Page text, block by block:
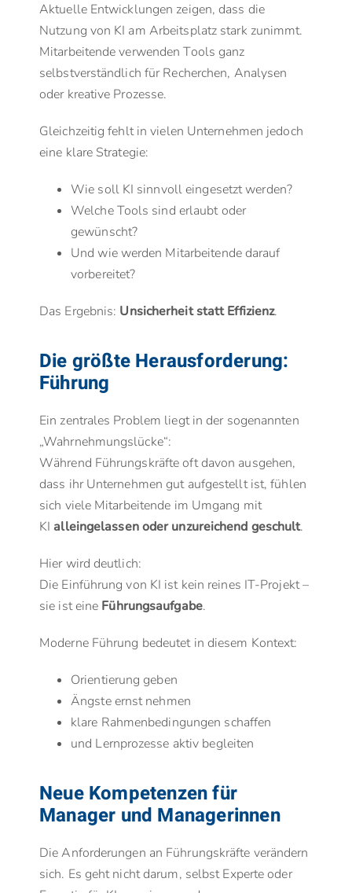
Aktuelle Entwicklungen zeigen, dass die
Nutzung von KI am Arbeitsplatz stark zunimmt.
Mitarbeitende verwenden Tools ganz
selbstverständlich für Recherchen, Analysen
oder kreative Prozesse.
Gleichzeitig fehlt in vielen Unternehmen jedoch
eine klare Strategie:
Wie soll KI sinnvoll eingesetzt werden?
Welche Tools sind erlaubt oder
gewünscht?
Und wie werden Mitarbeitende darauf
vorbereitet?
Das Ergebnis: Unsicherheit statt Effizienz.
Die größte Herausforderung:
Führung
Ein zentrales Problem liegt in der sogenannten
„Wahrnehmungslücke“:
Während Führungskräfte oft davon ausgehen,
dass ihr Unternehmen gut aufgestellt ist, fühlen
sich viele Mitarbeitende im Umgang mit
KI alleingelassen oder unzureichend geschult.
Hier wird deutlich:
Die Einführung von KI ist kein reines IT-Projekt –
sie ist eine Führungsaufgabe.
Moderne Führung bedeutet in diesem Kontext:
Orientierung geben
Ängste ernst nehmen
klare Rahmenbedingungen schaffen
und Lernprozesse aktiv begleiten
Neue Kompetenzen für
Manager und Managerinnen
Die Anforderungen an Führungskräfte verändern
sich. Es geht nicht darum, selbst Experte oder